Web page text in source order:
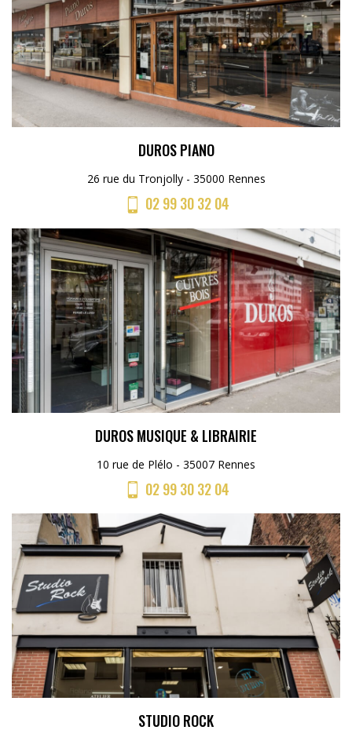
DUROS PIANO
26 rue du Tronjolly - 35000 Rennes
02 99 30 32 04
DUROS MUSIQUE & LIBRAIRIE
10 rue de Plélo - 35007 Rennes
02 99 30 32 04
STUDIO ROCK